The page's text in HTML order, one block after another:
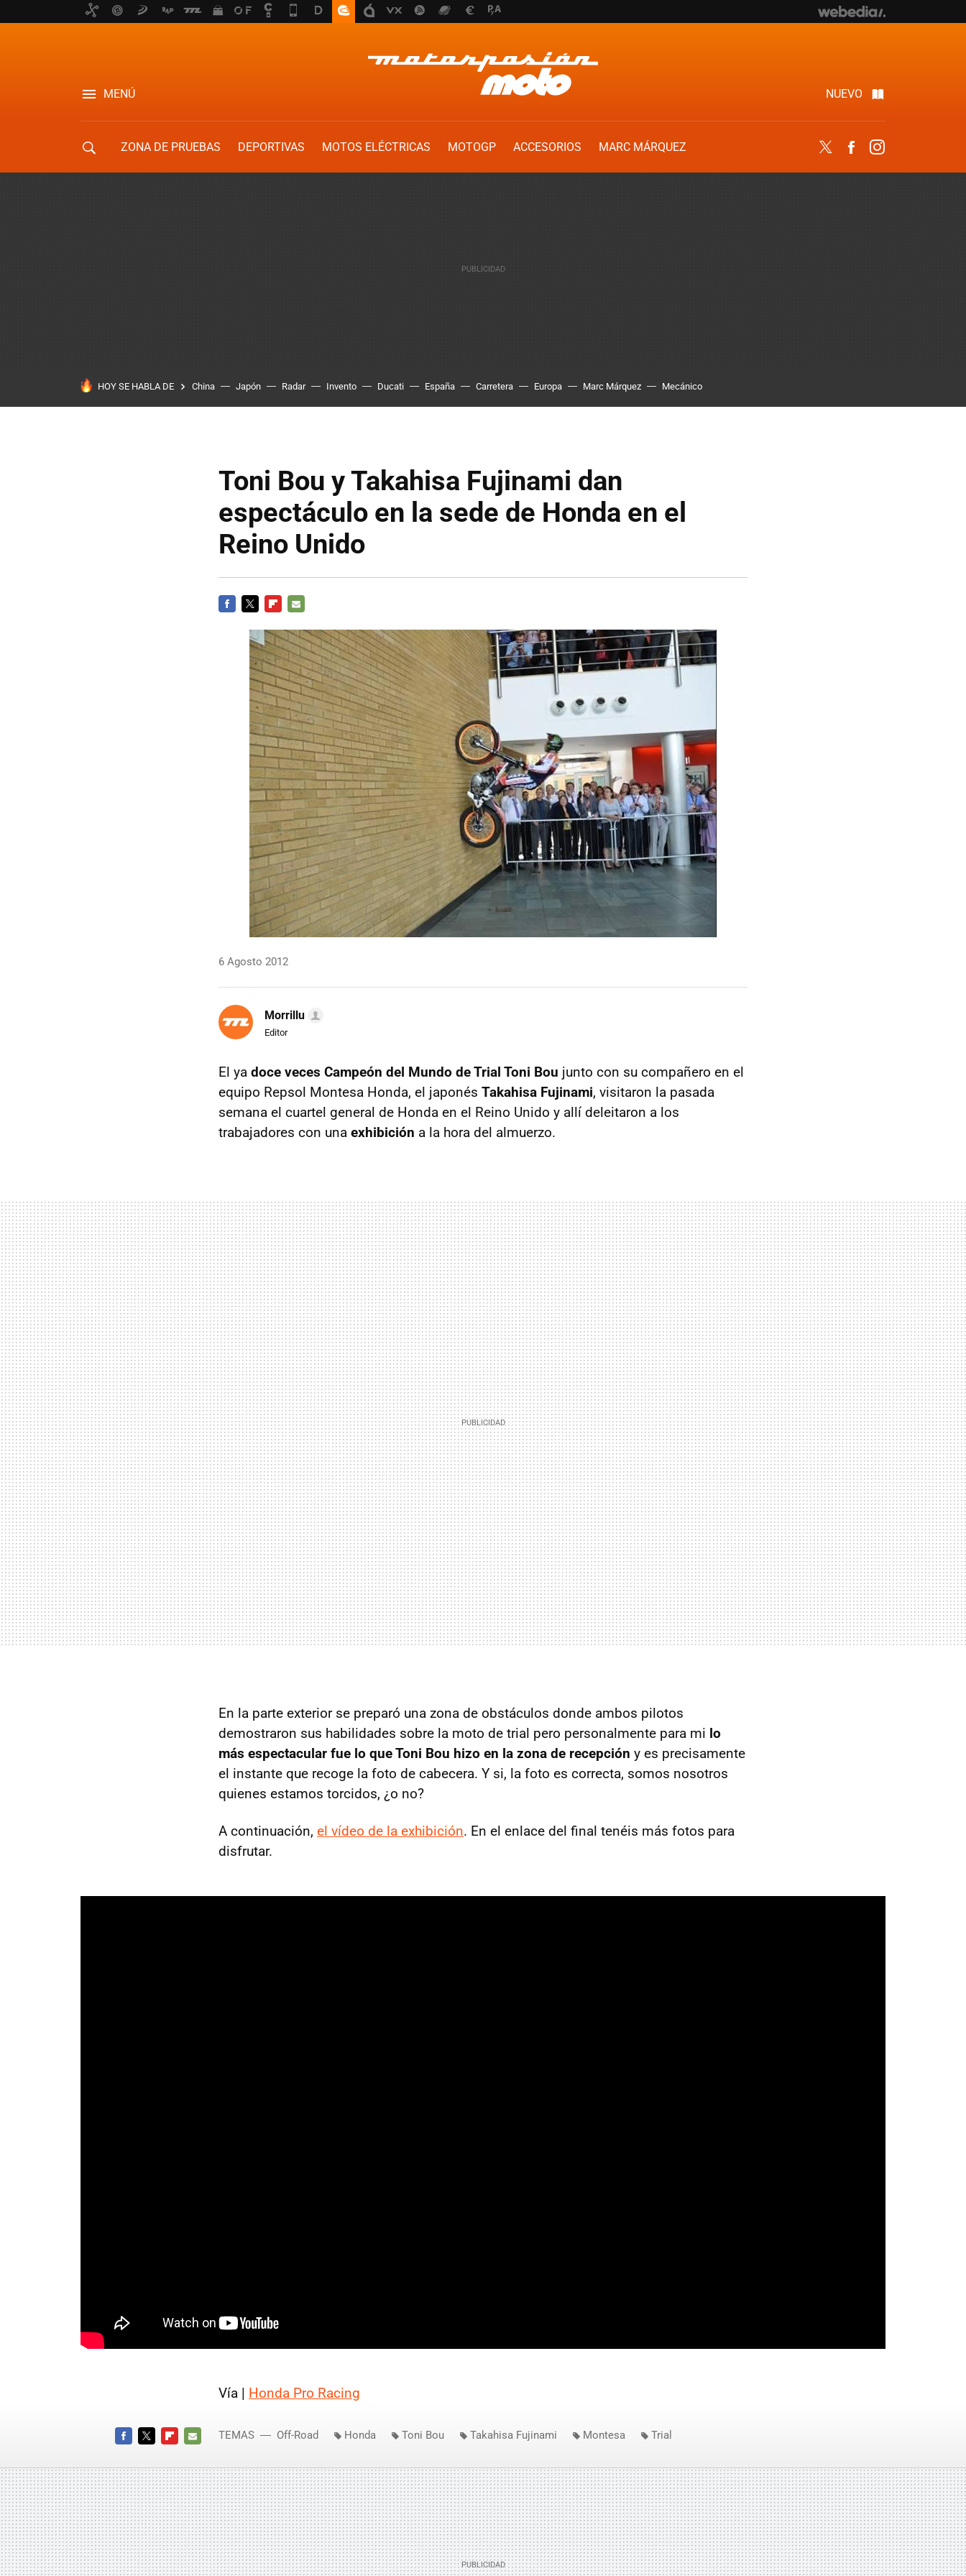
MENÚ NUEVO
ZONA DE PRUEBAS DEPORTIVAS MOTOS ELÉCTRICAS MOTOGP ACCESORIOS
MARC MÁRQUEZ
Twitter Facebook
HOY SE HABLA DE China Japón Radar Invento Ducati España Carretera Europa Marc Márquez Mecánico
Toni Bou y Takahisa Fujinami dan
espectáculo en la sede de Honda en el
Reino Unido
MAIL
6 Agosto 2012
Morrillu
Editor
El ya doce veces Campeón del Mundo de Trial Toni Bou junto con su compañero en el
equipo Repsol Montesa Honda, el japonés Takahisa Fujinami, visitaron la pasada
semana el cuartel general de Honda en el Reino Unido y allí deleitaron a los
trabajadores con una exhibición a la hora del almuerzo.
En la parte exterior se preparó una zona de obstáculos donde ambos pilotos
demostraron sus habilidades sobre la moto de trial pero personalmente para mi lo
más espectacular fue lo que Toni Bou hizo en la zona de recepción y es precisamente
el instante que recoge la foto de cabecera. Y si, la foto es correcta, somos nosotros
quienes estamos torcidos, ¿o no?
A continuación, el vídeo de la exhibición. En el enlace del final tenéis más fotos para
disfrutar.
Vía | Honda Pro Racing
MAIL
TEMAS Off-Road Honda Toni Bou Takahisa Fujinami Montesa Trial